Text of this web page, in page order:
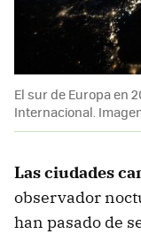
El sur de Europa en
Internacional.
Las ciudades
observador
han pasado de